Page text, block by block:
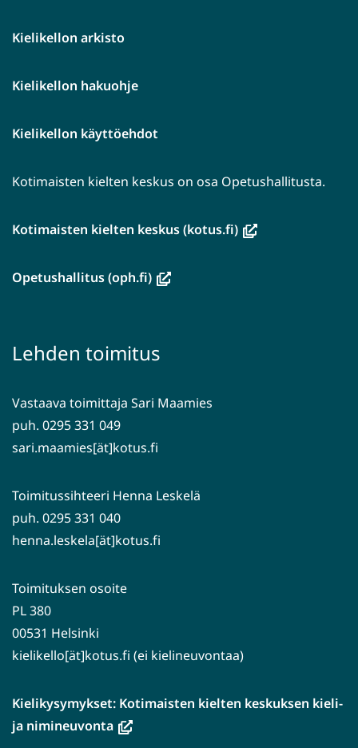
Kielikellon arkisto
Kielikellon hakuohje
Kielikellon käyttöehdot
Kotimaisten kielten keskus on osa Opetushallitusta.
Kotimaisten kielten keskus (kotus.fi)(avautuu
Opetushallitus (oph.fi)(avautuu
toiseen
Lehden toimitus
Vastaava toimittaja Sari Maamies
puh. 0295 331 049
sari.maamies[ät]kotus.fi
Toimitussihteeri Henna Leskelä
puh. 0295 331 040
henna.leskela[ät]kotus.fi
Toimituksen osoite
PL 380
00531 Helsinki
kielikello[ät]kotus.fi (ei kielineuvontaa)
Kielikysymykset: Kotimaisten kielten keskuksen kieli-
ja nimineuvonta(avautuu